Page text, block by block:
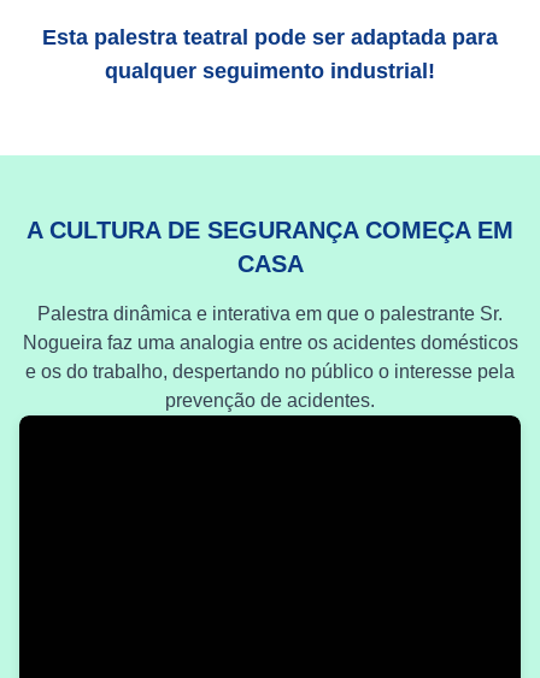
Esta palestra teatral pode ser adaptada para
qualquer seguimento industrial!
A CULTURA DE SEGURANÇA COMEÇA EM
CASA
Palestra dinâmica e interativa em que o palestrante Sr.
Nogueira faz uma analogia entre os acidentes domésticos
e os do trabalho, despertando no público o interesse pela
prevenção de acidentes.